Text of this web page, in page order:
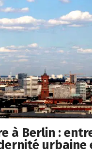
à Berlin :
urbaine